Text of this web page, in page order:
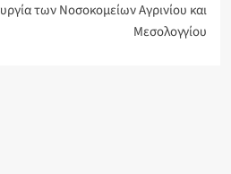
των Νοσοκομείων Αγρινίου και
Μεσολογγίου